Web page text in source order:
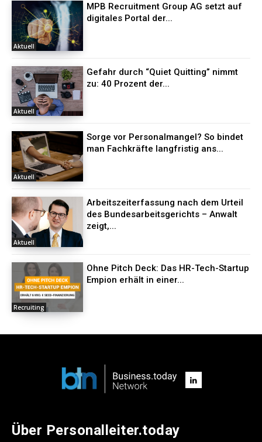
Aktuell
MPB Recruitment Group AG setzt auf
digitales Portal der...
Aktuell
Gefahr durch “Quiet Quitting” nimmt
zu: 40 Prozent der...
Aktuell
Sorge vor Personalmangel? So bindet
man Fachkräfte langfristig ans...
Aktuell
Arbeitszeiterfassung nach dem Urteil
des Bundesarbeitsgerichts – Anwalt
zeigt,...
Recruiting
Ohne Pitch Deck: Das HR-Tech-Startup
Empion erhält in einer...
Über Personalleiter.today